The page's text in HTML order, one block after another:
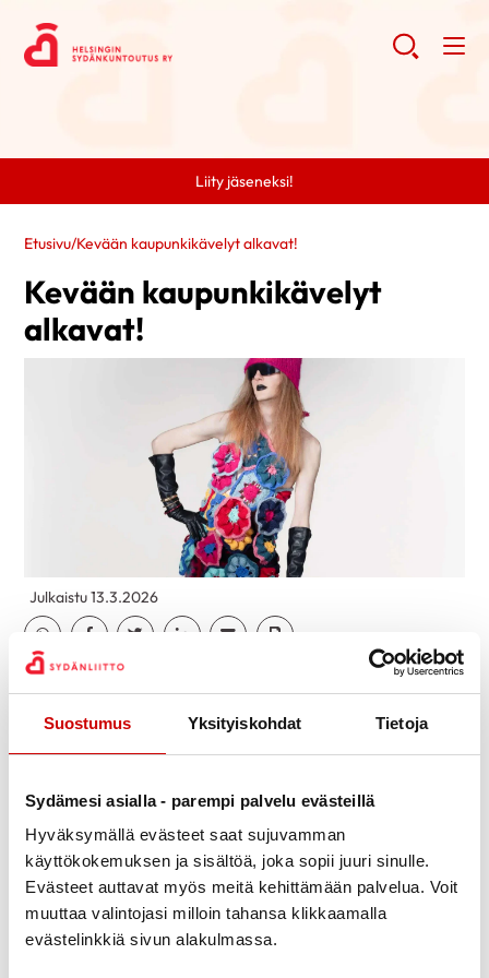
Suostumus Yksityiskohdat Tietoja
Sydämesi asialla - parempi palvelu evästeillä
Hyväksymällä evästeet saat sujuvamman
käyttökokemuksen ja sisältöä, joka sopii juuri sinulle.
Evästeet auttavat myös meitä kehittämään palvelua. Voit
muuttaa valintojasi milloin tahansa klikkaamalla
evästelinkkiä sivun alakulmassa.
Liity jäseneksi!
Etusivu/Kevään kaupunkikävelyt alkavat!
Kevään kaupunkikävelyt
alkavat!
Julkaistu 13.3.2026
Jaa Whatsapp
Jaa Facebook
Jaa TwitterJaa Linkedin
Jaa EmailJaa Print
Aloitamme kevään kaupunkikävelyt
keskiviikkona 18.3.2026.
Kaupungintalolla,
käynti Sofiankatu 1, sisäpiha.
Lounaan jälkeen kävelemme Arkkitehtuuri- ja
desingmuseolle.
Siellä tutustumme mm. Craft Punk, Pako
Muumilaaksoon ja Utopia nyt – Suomalaisen
muotoilun ja arkkitehtuurin tarina -näyttelyihin.